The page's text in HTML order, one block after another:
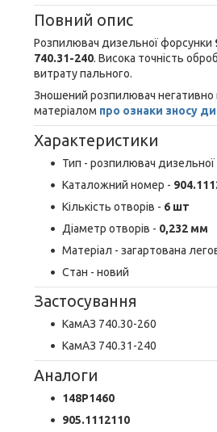
Повний опис
Розпилювач дизельної форсунки
740.31-240. Висока точність
витрату пального.
Зношений розпилювач негативно
матеріалом про ознаки зносу
Характеристики
Тип - розпилювач
Каталожний номер -
Кількість отворів - 6 шт
Діаметр отворів - 0,232 мм
Матеріал - загартована
Стан - новий
Застосування
КамАЗ 740.30-260
КамАЗ 740.31-240
Аналоги
148P1460
905.1112110